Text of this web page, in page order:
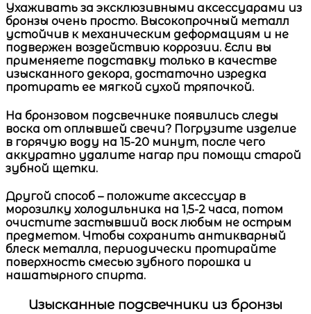
Ухаживать за эксклюзивными аксессуарами из
бронзы очень просто. Высокопрочный металл
устойчив к механическим деформациям и не
подвержен воздействию коррозии. Если вы
применяете подставку только в качестве
изысканного декора, достаточно изредка
протирать ее мягкой сухой тряпочкой.
На бронзовом подсвечнике появились следы
воска от оплывшей свечи? Погрузите изделие
в горячую воду на 15-20 минут, после чего
аккуратно удалите нагар при помощи старой
зубной щетки.
Другой способ – положите аксессуар в
морозилку холодильника на 1,5-2 часа, потом
очистите застывший воск любым не острым
предметом. Чтобы сохранить антикварный
блеск металла, периодически протирайте
поверхность смесью зубного порошка и
нашатырного спирта.
Изысканные подсвечники из бронзы